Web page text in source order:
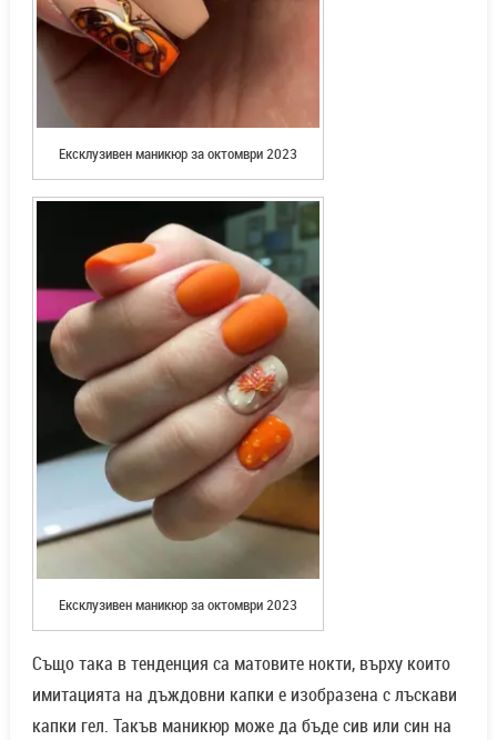
Ексклузивен маникюр за октомври 2023
Ексклузивен маникюр за октомври 2023
Също така в тенденция са матовите нокти, върху които
имитацията на дъждовни капки е изобразена с лъскави
капки гел. Такъв маникюр може да бъде сив или син на